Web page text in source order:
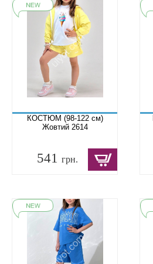
КОСТЮМ (98-122 см)
Жовтий 2614
541 грн.